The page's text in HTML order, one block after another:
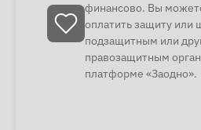
финансово. Вы
оплатить защиту или
подзащитным или
правозащитным
платформе «Заодно».